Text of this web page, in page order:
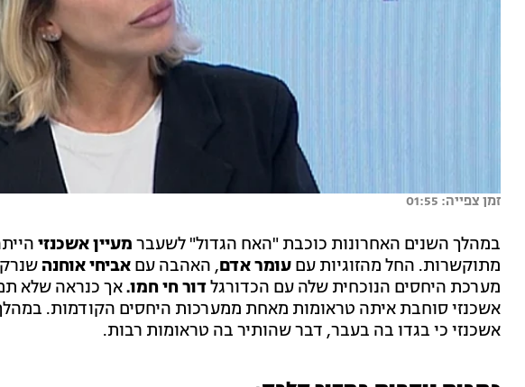
זמן צפייה: 01:55
במהלך השנים האחרונות כוכבת "האח הגדול" לשעבר מעיין אשכנזי
מתוקשרות. החל מהזוגיות עם עומר אדם, האהבה עם אביחי אוחנה
מערכת היחסים הנוכחית שלה עם הכדורגלדור חי חמו.אך כנראה שלא
אשכנזי סוחבת איתה טראומות מאחת ממערכות היחסים הקודמות.
אשכנזי כי בגדו בה בעבר, דבר שהותיר בה טראומות רבות.